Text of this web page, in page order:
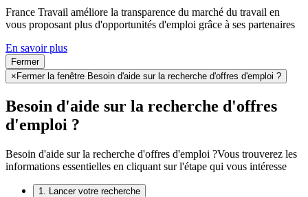
France Travail améliore la transparence du marché du travail en
vous proposant plus d'opportunités d'emploi grâce à ses partenaires
En savoir plus
Fermer
× Fermer la fenêtre Besoin d'aide sur la recherche d'offres d'emploi ?
Besoin d'aide sur la recherche d'offres
d'emploi ?
Besoin d'aide sur la recherche d'offres d'emploi ?Vous trouverez les
informations essentielles en cliquant sur l'étape qui vous intéresse
1. Lancer votre recherche